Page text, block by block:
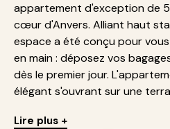
appartement d'exception de
cœur d'Anvers. Alliant haut
espace a été conçu pour
en main : déposez vos
dès le premier jour.
élégant s'ouvrant sur une
Lire plus +